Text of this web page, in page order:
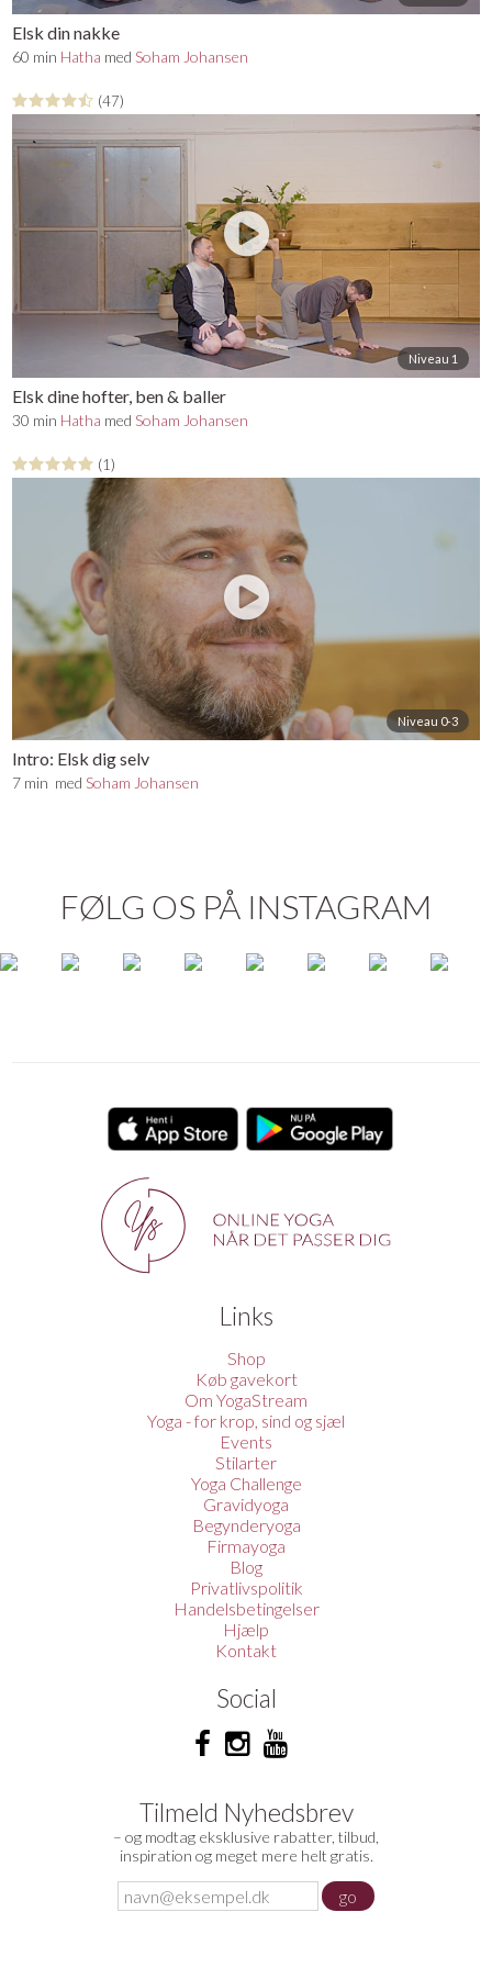
Elsk din nakke
60 min Hatha med Soham Johansen
(47)
Niveau 1
Elsk dine hofter, ben & baller
30 min Hatha med Soham Johansen
(1)
Niveau 0-3
Intro: Elsk dig selv
7 min med Soham Johansen
FØLG OS PÅ INSTAGRAM
Links
Shop
Køb gavekort
Om YogaStream
Yoga - for krop, sind og sjæl
Events
Stilarter
Yoga Challenge
Gravidyoga
Begynderyoga
Firmayoga
Blog
Privatlivspolitik
Handelsbetingelser
Hjælp
Kontakt
Social
Tilmeld Nyhedsbrev
– og modtag eksklusive rabatter, tilbud,
inspiration og meget mere helt gratis.